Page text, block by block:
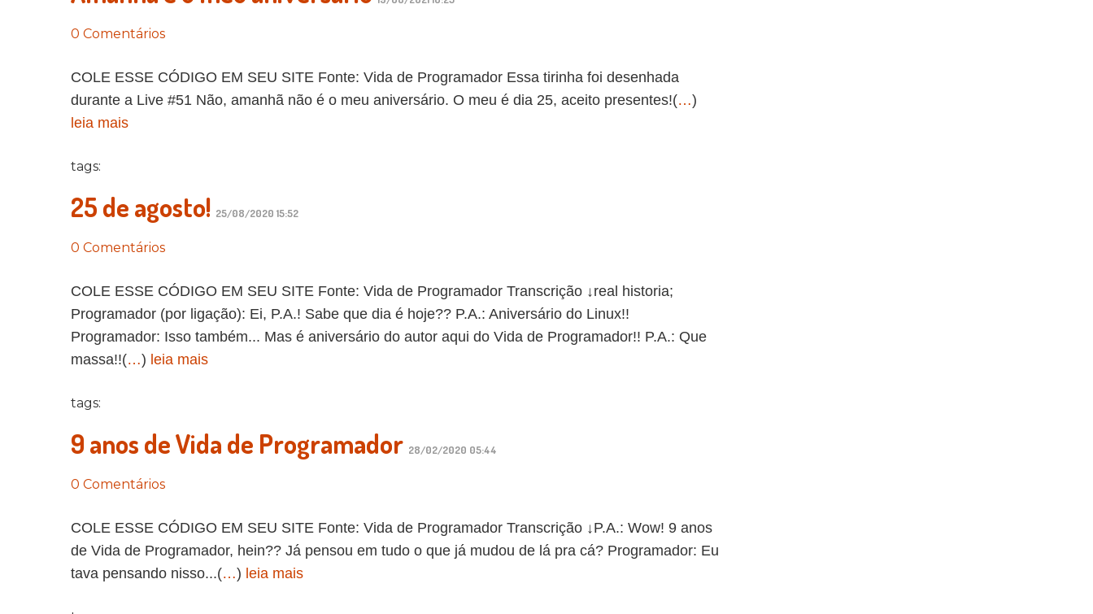
0 Comentários
COLE ESSE CÓDIGO EM SEU SITE Fonte: Vida de Programador Essa tirinha foi desenhada
durante a Live #51 Não, amanhã não é o meu aniversário. O meu é dia 25, aceito presentes!(…)
leia mais
tags:
25 de agosto! 25/08/2020 15:52
0 Comentários
COLE ESSE CÓDIGO EM SEU SITE Fonte: Vida de Programador Transcrição ↓real historia;
Programador (por ligação): Ei, P.A.! Sabe que dia é hoje?? P.A.: Aniversário do Linux!!
Programador: Isso também... Mas é aniversário do autor aqui do Vida de Programador!! P.A.: Que
massa!!(…) leia mais
tags:
9 anos de Vida de Programador 28/02/2020 05:44
0 Comentários
COLE ESSE CÓDIGO EM SEU SITE Fonte: Vida de Programador Transcrição ↓P.A.: Wow! 9 anos
de Vida de Programador, hein?? Já pensou em tudo o que já mudou de lá pra cá? Programador: Eu
tava pensando nisso...(…) leia mais